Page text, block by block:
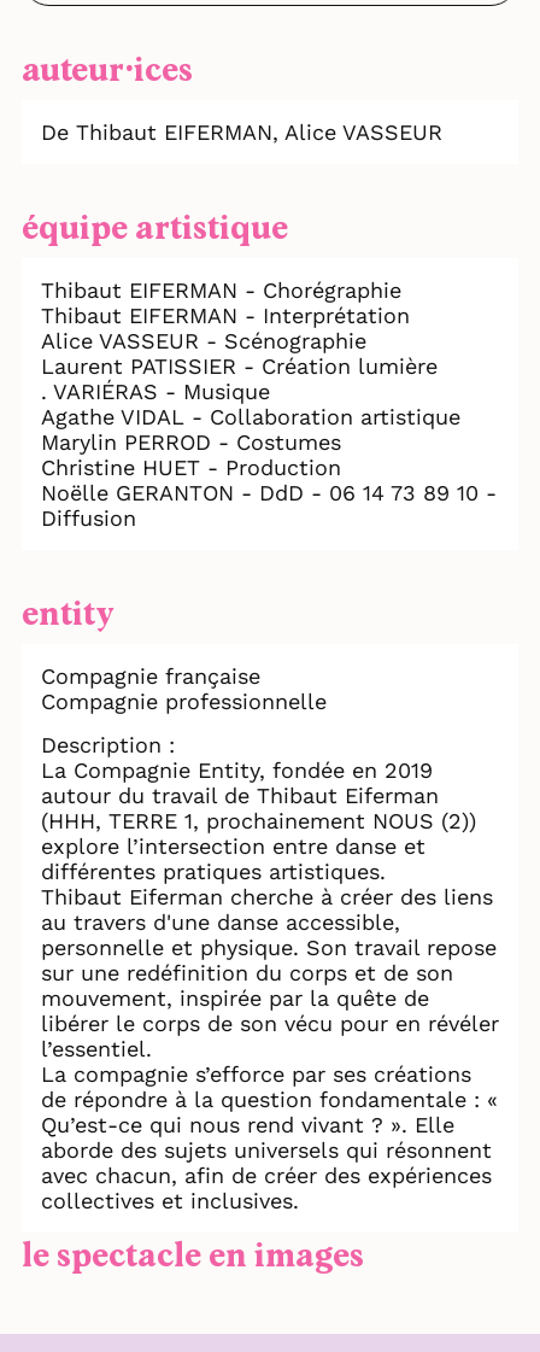
personnelle et la plus touchante.
auteur⸱ices
De Thibaut EIFERMAN, Alice VASSEUR
équipe artistique
Thibaut EIFERMAN - Chorégraphie
Thibaut EIFERMAN - Interprétation
Alice VASSEUR - Scénographie
Laurent PATISSIER - Création lumière
. VARIÉRAS - Musique
Agathe VIDAL - Collaboration artistique
Marylin PERROD - Costumes
Christine HUET - Production
Noëlle GERANTON - DdD - 06 14 73 89 10 -
Diffusion
entity
Compagnie française
Compagnie professionnelle
Description :
La Compagnie Entity, fondée en 2019
autour du travail de Thibaut Eiferman
(HHH, TERRE 1, prochainement NOUS (2))
explore l’intersection entre danse et
différentes pratiques artistiques.
Thibaut Eiferman cherche à créer des liens
au travers d'une danse accessible,
personnelle et physique. Son travail repose
sur une redéfinition du corps et de son
mouvement, inspirée par la quête de
libérer le corps de son vécu pour en révéler
l’essentiel.
La compagnie s’efforce par ses créations
de répondre à la question fondamentale : «
Qu’est-ce qui nous rend vivant ? ». Elle
aborde des sujets universels qui résonnent
avec chacun, afin de créer des expériences
collectives et inclusives.
le spectacle en images